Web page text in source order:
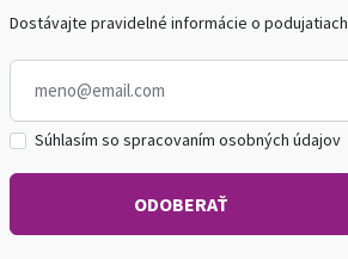
Dostávajte pravidelné informácie o podujatiach
Súhlasím so spracovaním osobných údajov